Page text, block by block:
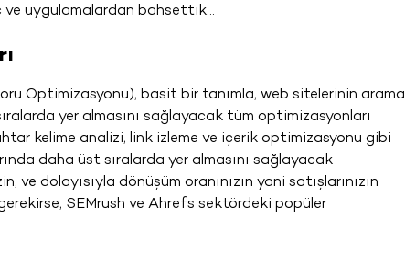
ve uygulamalardan bahsettik…
Optimizasyonu), basit bir tanımla, web sitelerinin arama
yer almasını sağlayacak tüm optimizasyonları
kelime analizi, link izleme ve içerik optimizasyonu gibi
daha üst sıralarda yer almasını sağlayacak
ve dolayısıyla dönüşüm oranınızın yani satışlarınızın
SEMrush ve Ahrefs sektördeki popüler